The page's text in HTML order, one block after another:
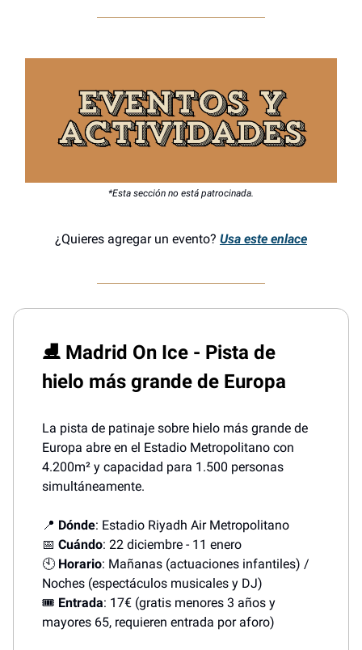
*Esta sección no está patrocinada.
¿Quieres agregar un evento? Usa este enlace
⛸️ Madrid On Ice - Pista de
hielo más grande de Europa
La pista de patinaje sobre hielo más grande de
Europa abre en el Estadio Metropolitano con
4.200m² y capacidad para 1.500 personas
simultáneamente.
📍 Dónde: Estadio Riyadh Air Metropolitano
📅 Cuándo: 22 diciembre - 11 enero
🕙 Horario: Mañanas (actuaciones infantiles) /
Noches (espectáculos musicales y DJ)
🎟️ Entrada: 17€ (gratis menores 3 años y
mayores 65, requieren entrada por aforo)